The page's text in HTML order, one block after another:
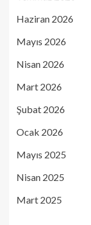
Haziran 2026
Mayıs 2026
Nisan 2026
Mart 2026
Şubat 2026
Ocak 2026
Mayıs 2025
Nisan 2025
Mart 2025